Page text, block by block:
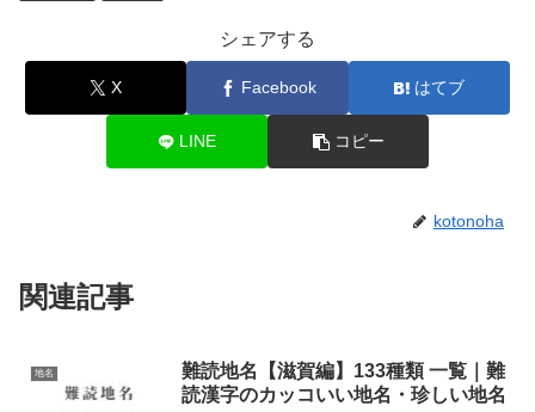
シェアする
X Facebook はてブ
LINE コピー
kotonoha
関連記事
地名
難読地名【滋賀編】133種類 一覧｜難
読漢字のカッコいい地名・珍しい地名